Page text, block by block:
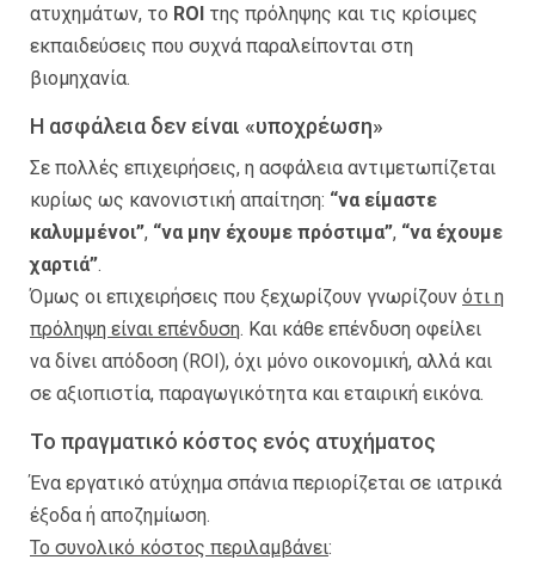
ατυχημάτων, το ROI της πρόληψης και τις κρίσιμες
εκπαιδεύσεις που συχνά παραλείπονται στη
βιομηχανία.
Η ασφάλεια δεν είναι «υποχρέωση»
Σε πολλές επιχειρήσεις, η ασφάλεια αντιμετωπίζεται
κυρίως ως κανονιστική απαίτηση: “να είμαστε
καλυμμένοι”, “να μην έχουμε πρόστιμα”, “να έχουμε
χαρτιά”.
Όμως οι επιχειρήσεις που ξεχωρίζουν γνωρίζουν ότι η
πρόληψη είναι επένδυση. Και κάθε επένδυση οφείλει
να δίνει απόδοση (ROI), όχι μόνο οικονομική, αλλά και
σε αξιοπιστία, παραγωγικότητα και εταιρική εικόνα.
Το πραγματικό κόστος ενός ατυχήματος
Ένα εργατικό ατύχημα σπάνια περιορίζεται σε ιατρικά
έξοδα ή αποζημίωση.
Το συνολικό κόστος περιλαμβάνει: